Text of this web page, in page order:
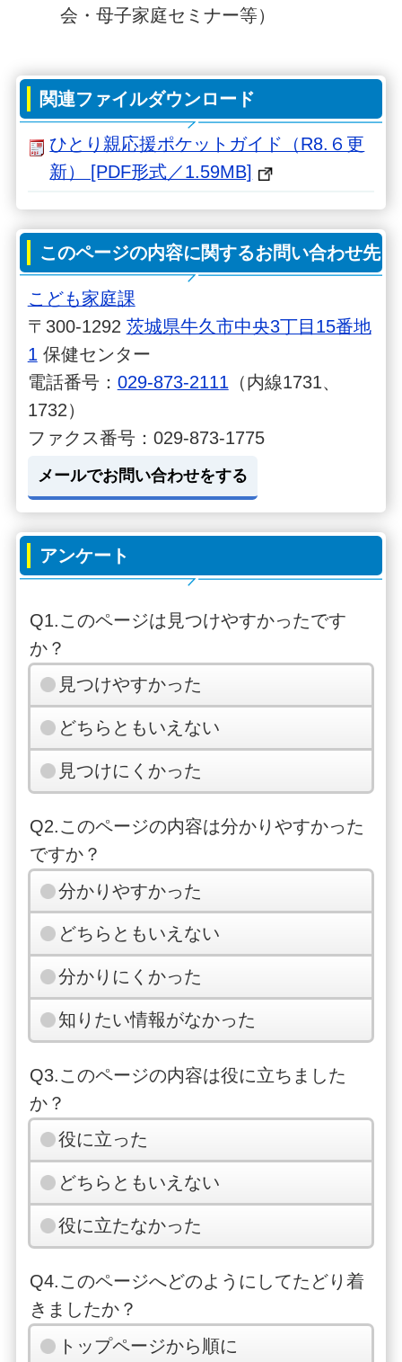
会・母子家庭セミナー等）
関連ファイルダウンロード
ひとり親応援ポケットガイド（R8.６更
新） [PDF形式／1.59MB]
このページの内容に関するお問い合わせ先
こども家庭課
〒300-1292 茨城県牛久市中央3丁目15番地
1 保健センター
電話番号： 029-873-2111 （内線1731、
1732）
ファクス番号：029-873-1775
メールでお問い合わせをする
アンケート
Q1.このページは見つけやすかったです
か？
見つけやすかった
どちらともいえない
見つけにくかった
Q2.このページの内容は分かりやすかった
ですか？
分かりやすかった
どちらともいえない
分かりにくかった
知りたい情報がなかった
Q3.このページの内容は役に立ちました
か？
役に立った
どちらともいえない
役に立たなかった
Q4.このページへどのようにしてたどり着
きましたか？
トップページから順に